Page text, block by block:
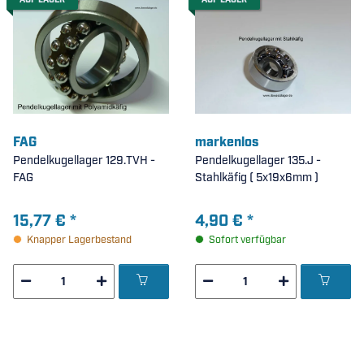
FAG
Pendelkugellager 129.TVH -
FAG
15,77 € *
Knapper Lagerbestand
markenlos
Pendelkugellager 135.J -
Stahlkäfig ( 5x19x6mm )
4,90 € *
Sofort verfügbar